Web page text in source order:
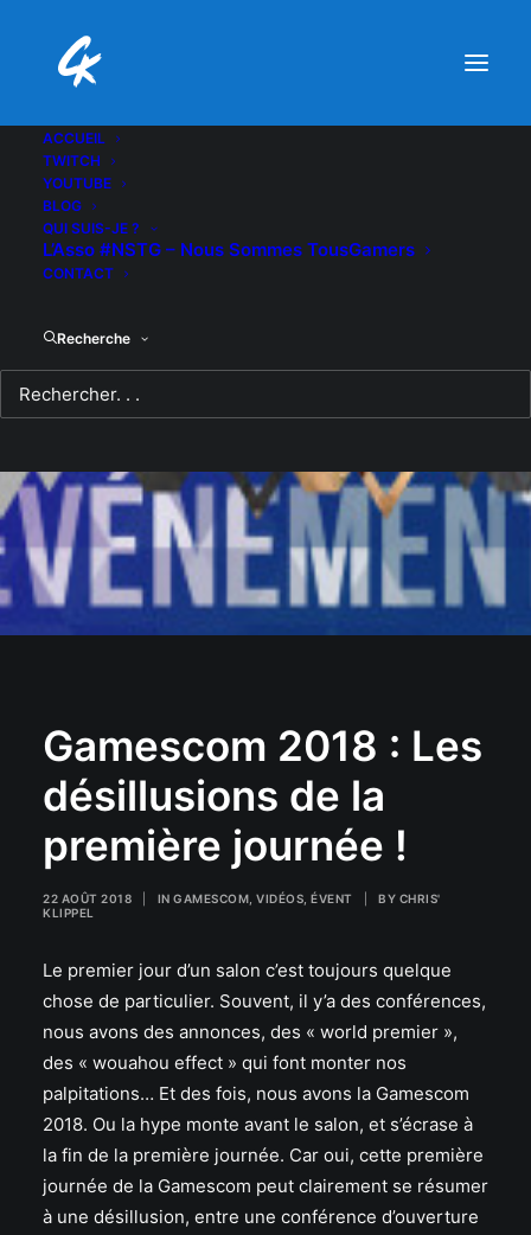
ACCUEIL
TWITCH
YOUTUBE
BLOG
QUI SUIS-JE ?
L’Asso #NSTG – Nous Sommes TousGamers
CONTACT
Recherche
Gamescom 2018 : Les
désillusions de la
première journée !
22 AOÛT 2018 IN GAMESCOM VIDÉOS ÉVENT BY CHRIS'
KLIPPEL
Le premier jour d’un salon c’est toujours quelque
chose de particulier. Souvent, il y’a des conférences,
nous avons des annonces, des « world premier »,
des « wouahou effect » qui font monter nos
palpitations… Et des fois, nous avons la Gamescom
2018. Ou la hype monte avant le salon, et s’écrase à
la fin de la première journée. Car oui, cette première
journée de la Gamescom peut clairement se résumer
à une désillusion, entre une conférence d’ouverture